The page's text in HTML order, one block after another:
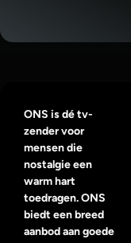
ONS is dé tv-
zender voor
mensen die
nostalgie een
warm hart
toedragen. ONS
biedt een breed
aanbod aan goede